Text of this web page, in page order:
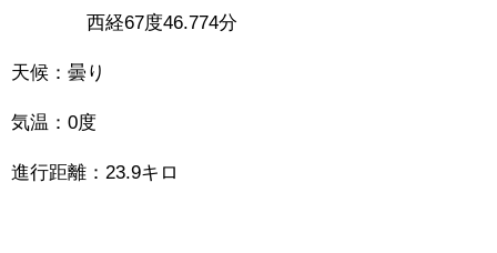
西経67度46.774分
天候：曇り
気温：0度
進行距離：23.9キロ